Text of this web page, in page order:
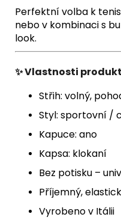
Perfektní volba k
nebo v kombinaci s
look.
✨Vlastnosti
Střih: volný,
Styl: sportovní /
Kapuce: ano
Kapsa: klokaní
Bez potisku –
Příjemný,
Vyrobeno v Itálii